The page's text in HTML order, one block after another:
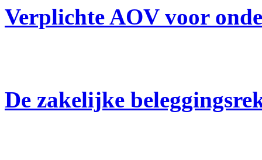
Verplichte AOV voor
De zakelijke